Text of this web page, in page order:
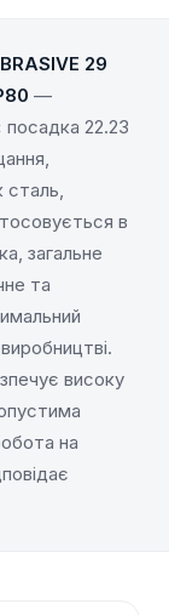
29
—
посадка 22.23
сталь,
в
загальне
та
високу
на